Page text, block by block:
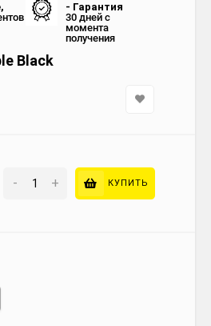
- Гарантия
30 дней с
момента
получения
Black
- + КУПИТЬ